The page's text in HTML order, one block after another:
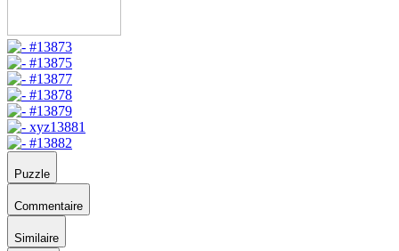
Puzzle
Commentaire
Similaire